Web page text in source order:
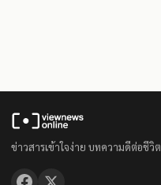
ข่าวสารเข้าใจง่าย บทความดีต่อชีวิต